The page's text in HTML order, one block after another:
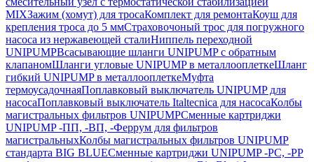
MIXЗажим (хомут) для тросаКомплект для ремонтаКоуш для
крепления троса до 5 ммСтраховочоный трос для погружного
насоса из нержавеющей сталиНиппель переходной
UNIPUMPВсасывающие шланги UNIPUMP с обратным
клапаномШланги угловые UNIPUMP в металлооплеткеШланг
гибкий UNIPUMP в металлооплеткеМуфта
термоусадочнаяПоплавковый выключатель UNIPUMP для
насосаПоплавковый выключатель Italtecnica для насосаКолбы
магистральных фильтров UNIPUMPСменные картриджи
UNIPUMP -ПП, -ВП, -Феррум для фильтров
магистральныхКолбы магистральных фильтров UNIPUMP
стандарта BIG BLUEСменные картриджи UNIPUMP -PC, -PP